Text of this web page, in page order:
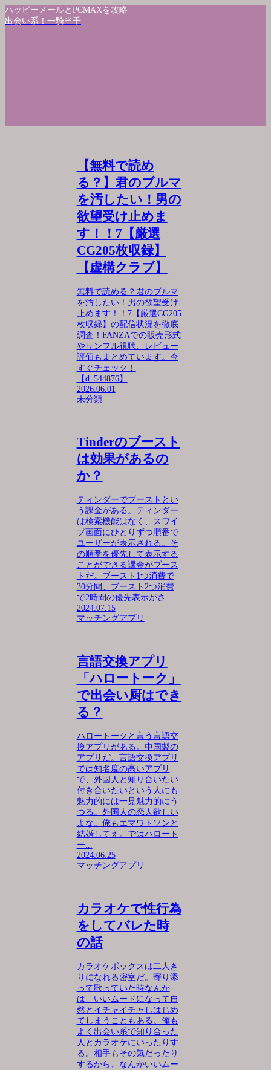
ハッピーメールとPCMAXを攻略
出会い系！一騎当千
【無料で読め
る？】君のブルマ
を汚したい！男の
欲望受け止めま
す！！7【厳選
CG205枚収録】
【虚構クラブ】
無料で読める？君のブルマ
を汚したい！男の欲望受け
止めます！！7【厳選CG205
枚収録】の配信状況を徹底
調査！FANZAでの販売形式
やサンプル視聴、レビュー
評価もまとめています。今
すぐチェック！
【d_544876】
2026.06.01
未分類
Tinderのブースト
は効果があるの
か？
ティンダーでブーストとい
う課金がある。ティンダー
は検索機能はなく、スワイ
プ画面にひとりずつ順番で
ユーザーが表示される。そ
の順番を優先して表示する
ことができる課金がブース
トだ。ブースト1つ消費で
30分間、ブースト2つ消費
で2時間の優先表示がさ...
2024.07.15
マッチングアプリ
言語交換アプリ
「ハロートーク」
で出会い厨はでき
る？
ハロートークと言う言語交
換アプリがある。中国製の
アプリだ。言語交換アプリ
では知名度の高いアプリ
で、外国人と知り合いたい
付き合いたいという人にも
魅力的には一見魅力的にう
つる。外国人の恋人欲しい
よな。俺もエマワトソンと
結婚してえ。ではハロート
ー...
2024.06.25
マッチングアプリ
カラオケで性行為
をしてバレた時
の話
カラオケボックスは二人き
りになれる密室だ。寄り添
って歌っていた時なんか
は、いいムードになって自
然とイチャイチャしはじめ
てしまうこともある。俺も
よく出会い系で知り合った
人とカラオケにいったりす
る。相手もその気だったり
するから、なんかいいムー